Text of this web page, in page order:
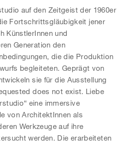
auf den Zeitgeist der 1960er
Fortschrittsgläubigkeit jener
KünstlerInnen und
Generation den
die die Produktion
begleiteten. Geprägt von
sie für die Ausstellung
does not exist. Liebe
eine immersive
von ArchitektInnen als
Werkzeuge auf ihre
werden. Die erarbeiteten